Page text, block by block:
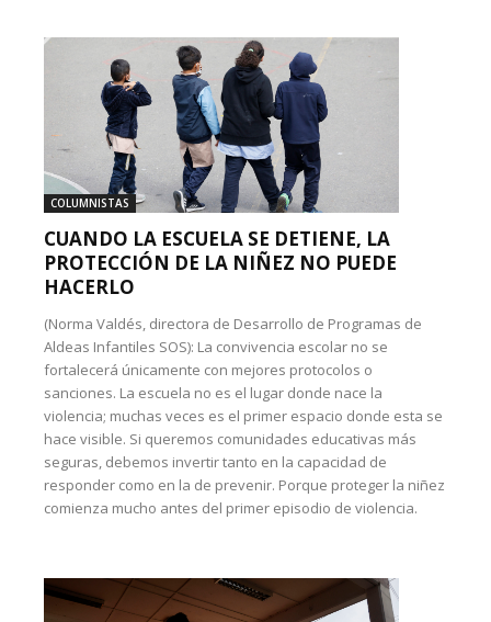
COLUMNISTAS
CUANDO LA ESCUELA SE DETIENE, LA
PROTECCIÓN DE LA NIÑEZ NO PUEDE
HACERLO
(Norma Valdés, directora de Desarrollo de Programas de
Aldeas Infantiles SOS): La convivencia escolar no se
fortalecerá únicamente con mejores protocolos o
sanciones. La escuela no es el lugar donde nace la
violencia; muchas veces es el primer espacio donde esta se
hace visible. Si queremos comunidades educativas más
seguras, debemos invertir tanto en la capacidad de
responder como en la de prevenir. Porque proteger la niñez
comienza mucho antes del primer episodio de violencia.